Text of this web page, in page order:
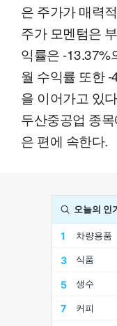
은 주가가 매력
주가 모멘텀은
익률은 -13.37%
월 수익률 또한
을 이어가고 있
두산중공업 종
은 편에 속한다.